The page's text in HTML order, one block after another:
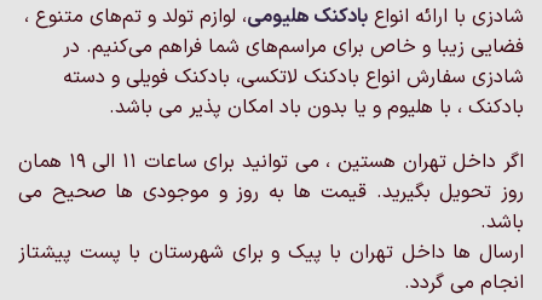
گزینه
ها
ممکن
است
در
صفحه
محصول
انتخاب
گزینه
ها
ممکن
است
صفحه
محصول
انتخاب
شادزی با ارائه انواع بادکنک‌ هلیومی، لوازم تولد و تم‌های متنوع ،
فضایی زیبا و خاص برای مراسم‌های شما فراهم می‌کنیم. در
شادزی سفارش انواع بادکنک لاتکسی، بادکنک فویلی و دسته
بادکنک ، با هلیوم و یا بدون باد امکان پذیر می باشد.
اگر داخل تهران هستین ، می توانید برای ساعات 11 الی 19 همان
روز تحویل بگیرید. قیمت ها به روز و موجودی ها صحیح می
باشد.
ارسال ها داخل تهران با پیک و برای شهرستان با پست پیشتاز
انجام می گردد.